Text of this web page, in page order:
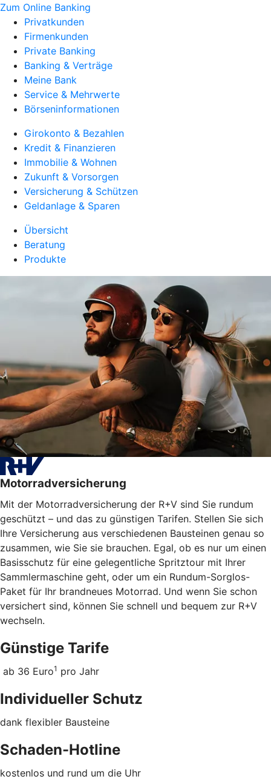
Zum Online Banking
Privatkunden
Firmenkunden
Private Banking
Banking & Verträge
Meine Bank
Service & Mehrwerte
Börseninformationen
Girokonto & Bezahlen
Kredit & Finanzieren
Immobilie & Wohnen
Zukunft & Vorsorgen
Versicherung & Schützen
Geldanlage & Sparen
Übersicht
Beratung
Produkte
Motorradversicherung
Mit der Motorradversicherung der R+V sind Sie rundum
geschützt – und das zu günstigen Tarifen. Stellen Sie sich
Ihre Versicherung aus verschiedenen Bausteinen genau so
zusammen, wie Sie sie brauchen. Egal, ob es nur um einen
Basisschutz für eine gelegentliche Spritztour mit Ihrer
Sammlermaschine geht, oder um ein Rundum-Sorglos-
Paket für Ihr brandneues Motorrad. Und wenn Sie schon
versichert sind, können Sie schnell und bequem zur R+V
wechseln.
Günstige Tarife
ab 36 Euro1 pro Jahr
Individueller Schutz
dank flexibler Bausteine
Schaden-Hotline
kostenlos und rund um die Uhr